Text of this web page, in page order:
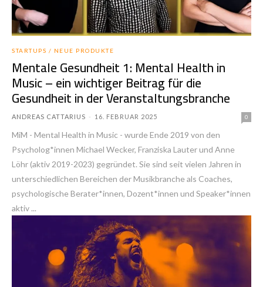
STARTUPS / NEUE PRODUKTE
Mentale Gesundheit 1: Mental Health in
Music – ein wichtiger Beitrag für die
Gesundheit in der Veranstaltungs­branche
ANDREAS CATTARIUS - 16. FEBRUAR 2025 0
MiM - Mental Health in Music - wurde Ende 2019 von den
Psycholog*innen Michael Wecker, Franziska Lauter und Anne
Löhr (aktiv 2019-2023) gegründet. Sie sind seit vielen Jahren in
unterschiedlichen Bereichen der Musikbranche als Coaches,
psychologische Berater*innen, Dozent*innen und Speaker*innen
aktiv ...